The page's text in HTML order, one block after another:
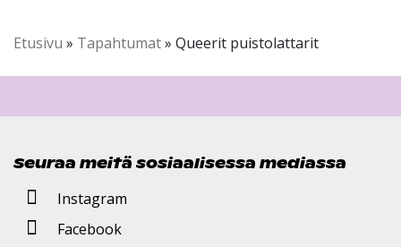
Etusivu » Tapahtumat» Queerit puistolattarit
Seuraa meitä sosiaalisessa mediassa
Instagram
Facebook